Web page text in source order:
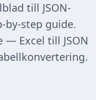
till JSON-
by-step guide.
— Excel till JSON